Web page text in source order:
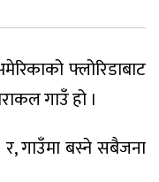
फ्लोरिडाबाट
गाउँ हो ।
गाउँमा बस्ने सबैजना